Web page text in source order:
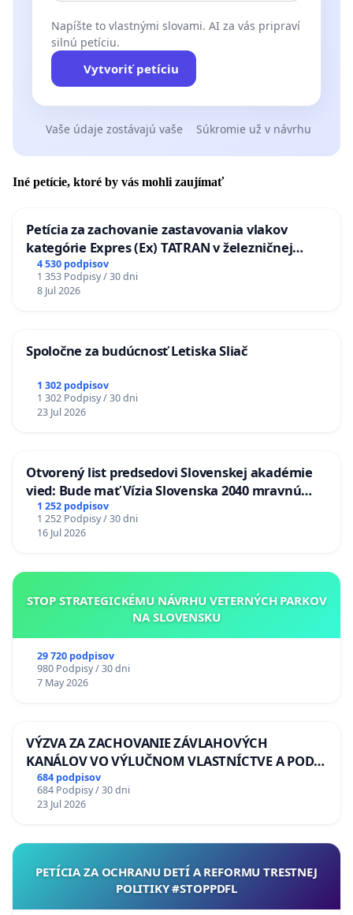
Napíšte to vlastnými slovami. AI za vás pripraví
silnú petíciu.
Vytvoriť petíciu
Vaše údaje zostávajú vaše Súkromie už v návrhu
Iné petície, ktoré by vás mohli zaujímať
Petícia za zachovanie zastavovania vlakov
kategórie Expres (Ex) TATRAN v železničnej
stanici Púchov
4 530 podpisov
1 353 Podpisy / 30 dni
8 Jul 2026
Spoločne za budúcnosť Letiska Sliač
1 302 podpisov
1 302 Podpisy / 30 dni
23 Jul 2026
Otvorený list predsedovi Slovenskej akadémie
vied: Bude mať Vízia Slovenska 2040 mravnú
chrbticu?
1 252 podpisov
1 252 Podpisy / 30 dni
16 Jul 2026
STOP STRATEGICKÉMU NÁVRHU VETERNÝCH PARKOV
NA SLOVENSKU
29 720 podpisov
980 Podpisy / 30 dni
7 May 2026
VÝZVA ZA ZACHOVANIE ZÁVLAHOVÝCH
KANÁLOV VO VÝLUČNOM VLASTNÍCTVE A POD
KONTROLOU SLOVENSKEJ REPUBLIKY & žiadosť
na riešenie zanedbaného stavu závlahových a
odvodňovacích kanálov na Slovensku
684 podpisov
684 Podpisy / 30 dni
23 Jul 2026
PETÍCIA ZA OCHRANU DETÍ A REFORMU TRESTNEJ
POLITIKY #STOPPDFL